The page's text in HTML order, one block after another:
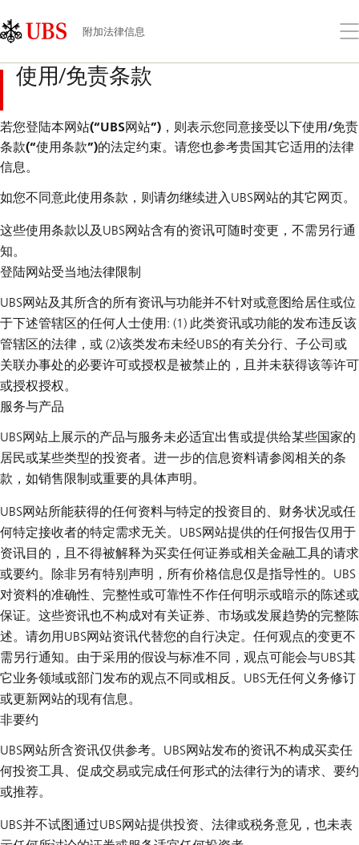
Links
Area
附加法律信息
打
菜
使用/免责条款
若您登陆本网站(“UBS网站”)，则表示您同意接受以下使用/免责
条款(“使用条款”)的法定约束。请您也参考贵国其它适用的法律
信息。
如您不同意此使用条款，则请勿继续进入UBS网站的其它网页。
这些使用条款以及UBS网站含有的资讯可随时变更，不需另行通
知。
登陆网站受当地法律限制
UBS网站及其所含的所有资讯与功能并不针对或意图给居住或位
于下述管辖区的任何人士使用: (1) 此类资讯或功能的发布违反该
管辖区的法律，或 (2)该类发布未经UBS的有关分行、子公司或
关联办事处的必要许可或授权是被禁止的，且并未获得该等许可
或授权授权。
服务与产品
UBS网站上展示的产品与服务未必适宜出售或提供给某些国家的
居民或某些类型的投资者。进一步的信息资料请参阅相关的条
款，如销售限制或重要的具体声明。
UBS网站所能获得的任何资料与特定的投资目的、财务状况或任
何特定接收者的特定需求无关。UBS网站提供的任何报告仅用于
资讯目的，且不得被解释为买卖任何证券或相关金融工具的请求
或要约。除非另有特别声明，所有价格信息仅是指导性的。UBS
对资料的准确性、完整性或可靠性不作任何明示或暗示的陈述或
保证。这些资讯也不构成对有关证券、市场或发展趋势的完整陈
述。请勿用UBS网站资讯代替您的自行决定。任何观点的变更不
需另行通知。由于采用的假设与标准不同，观点可能会与UBS其
它业务领域或部门发布的观点不同或相反。UBS无任何义务修订
或更新网站的现有信息。
非要约
UBS网站所含资讯仅供参考。UBS网站发布的资讯不构成买卖任
何投资工具、促成交易或完成任何形式的法律行为的请求、要约
或推荐。
UBS并不试图通过UBS网站提供投资、法律或税务意见，也未表